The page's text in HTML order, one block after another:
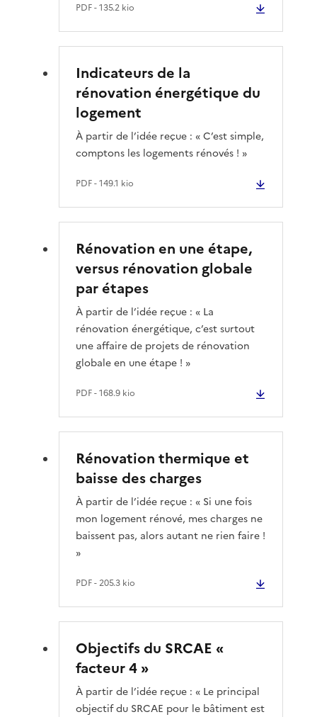
PDF- 135.2 kio
Indicateurs de la
rénovation énergétique du
logement
PDF- 149.1 kio
À partir de l’idée reçue : « C’est simple,
comptons les logements rénovés ! »
Rénovation en une étape,
versus rénovation globale
par étapes
PDF- 168.9 kio
À partir de l’idée reçue : « La
rénovation énergétique, c’est surtout
une affaire de projets de rénovation
globale en une étape ! »
Rénovation thermique et
baisse des charges
PDF- 205.3 kio
À partir de l’idée reçue : « Si une fois
mon logement rénové, mes charges ne
baissent pas, alors autant ne rien faire !
»
Objectifs du SRCAE «
facteur 4 »
À partir de l’idée reçue : « Le principal
objectif du SRCAE pour le bâtiment est